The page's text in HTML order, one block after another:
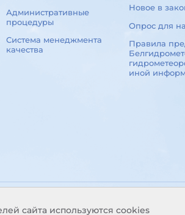
сайта используются cookies
Административные
процедуры
Система менеджмента
качества
Новое в
Опрос для
Правила
иной